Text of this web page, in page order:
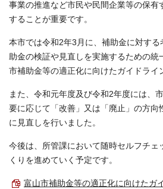
事業の推進など市民や民間企業等の保有
することが重要です。
本市では令和2年3月に、補助金に対す
助金の検証や見直しを実施するための統
市補助金等の適正化に向けたガイドライ
また、令和元年度及び令和2年度には、
要に応じて「改善」又は「廃止」の方向
に見直しを行いました。
今後は、所管課において随時セルフチェ
くりを進めていく予定です。
富山市補助金等の適正化に向けたガ